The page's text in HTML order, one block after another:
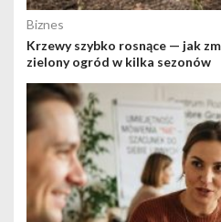
Biznes
Krzewy szybko rosnące — jak
zielony ogród w kilka sezonów